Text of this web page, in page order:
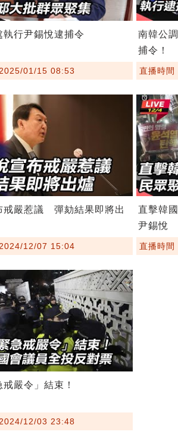
執行尹錫悅逮捕令
01/15 08:53
南韓公
捕令！
直播時
戒嚴惹議 彈劾結果即將出
12/07 15:04
直擊韓
尹錫悅
直播時
嚴令」結束！
12/03 23:48